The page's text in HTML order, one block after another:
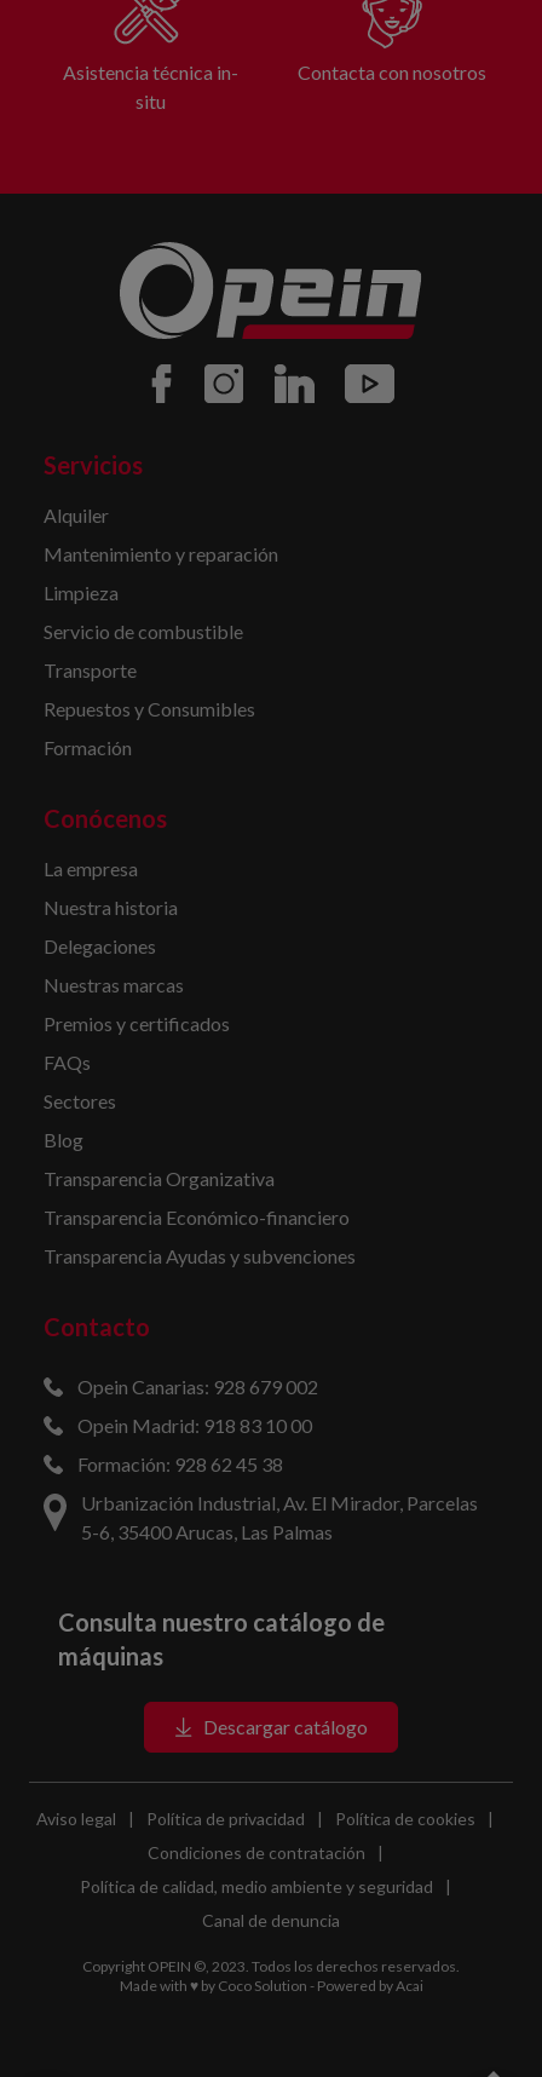
Asistencia técnica in-
situ
Contacta con nosotros
Servicios
Alquiler
Mantenimiento y reparación
Limpieza
Servicio de combustible
Transporte
Repuestos y Consumibles
Formación
Conócenos
La empresa
Nuestra historia
Delegaciones
Nuestras marcas
Premios y certificados
FAQs
Sectores
Blog
Transparencia Organizativa
Transparencia Económico-financiero
Transparencia Ayudas y subvenciones
Contacto
Opein Canarias: 928 679 002
Opein Madrid: 918 83 10 00
Formación: 928 62 45 38
Urbanización Industrial, Av. El Mirador, Parcelas
5-6, 35400 Arucas, Las Palmas
Consulta nuestro catálogo de
máquinas
Descargar catálogo
Aviso legal | Política de privacidad | Política de cookies
|
Condiciones de contratación
|
Política de calidad, medio ambiente y seguridad
|
Canal de denuncia
Copyright OPEIN ©, 2023. Todos los derechos reservados.
Made with ♥ by Coco Solution - Powered byAcai